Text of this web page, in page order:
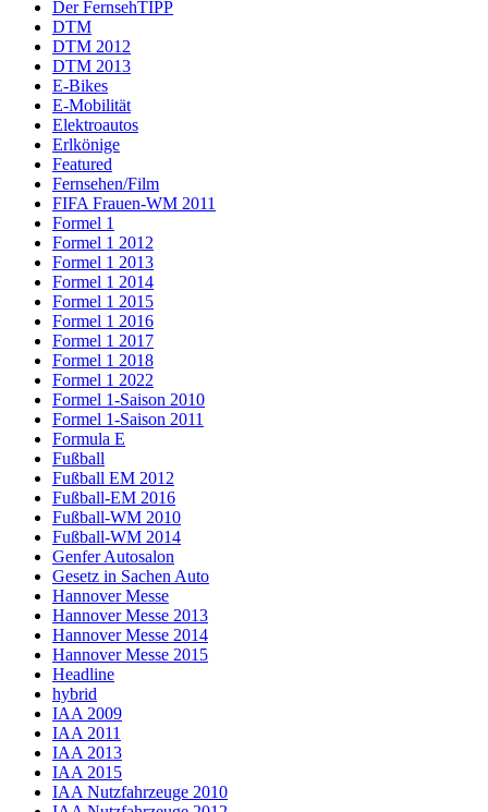
Der FernsehTIPP
DTM
DTM 2012
DTM 2013
E-Bikes
E-Mobilität
Elektroautos
Erlkönige
Featured
Fernsehen/Film
FIFA Frauen-WM 2011
Formel 1
Formel 1 2012
Formel 1 2013
Formel 1 2014
Formel 1 2015
Formel 1 2016
Formel 1 2017
Formel 1 2018
Formel 1 2022
Formel 1-Saison 2010
Formel 1-Saison 2011
Formula E
Fußball
Fußball EM 2012
Fußball-EM 2016
Fußball-WM 2010
Fußball-WM 2014
Genfer Autosalon
Gesetz in Sachen Auto
Hannover Messe
Hannover Messe 2013
Hannover Messe 2014
Hannover Messe 2015
Headline
hybrid
IAA 2009
IAA 2011
IAA 2013
IAA 2015
IAA Nutzfahrzeuge 2010